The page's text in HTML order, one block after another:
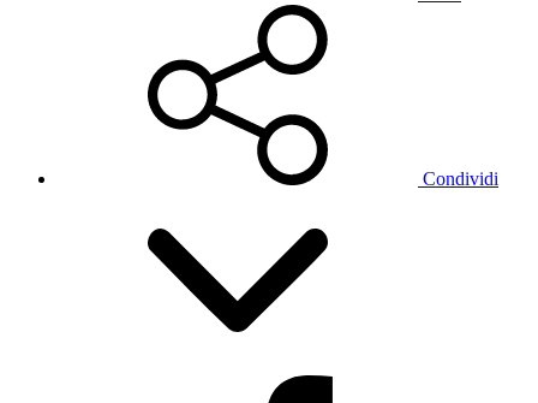
Condividi